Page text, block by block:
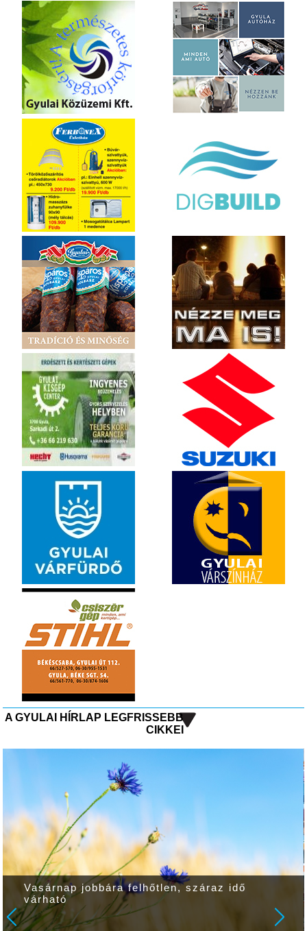
A GYULAI HÍRLAP LEGFRISSEBB
CIKKEI
Vasárnap jobbára felhőtlen, száraz idő
várható